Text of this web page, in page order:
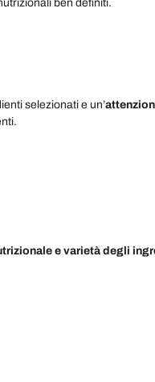
ben definiti.
selezionati e un’
e varietà degli